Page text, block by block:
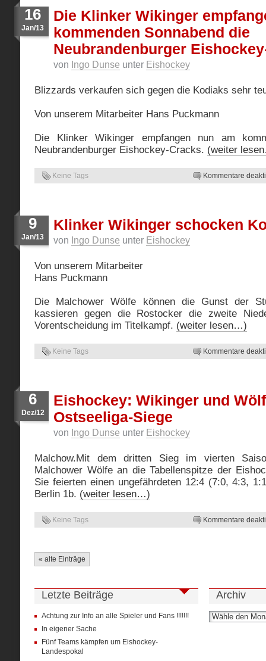
16
Jan/13
Die Klinker Wikinger
kommenden Sonnabend die
Neubrandenburger
von Ingo Dunse unter Eishockey
Blizzards verkaufen sich gegen die Kodiaks sehr
Von unserem Mitarbeiter Hans Puckmann
Die Klinker Wikinger empfangen nun am
Neubrandenburger Eishockey-Cracks. (weiter
Keine Tags Kommentare
9
Jan/13
Klinker Wikinger schocken
von Ingo Dunse unter Eishockey
Von unserem Mitarbeiter
Hans Puckmann
Die Malchower Wölfe können die Gunst der
kassieren gegen die Rostocker die zweite
Vorentscheidung im Titelkampf. (weiter lesen…)
Keine Tags Kommentare
6
Dez/12
Eishockey: Wikinger und
Ostseeliga-Siege
von Ingo Dunse unter Eishockey
Malchow.Mit dem dritten Sieg im vierten
Malchower Wölfe an die Tabellenspitze der
Sie feierten einen ungefährdeten 12:4 (7:0, 4:3,
Berlin 1b. (weiter lesen…)
Keine Tags Kommentare
« alte Einträge
Letzte Beiträge
Achtung zur Info an alle Spieler und Fans !!!!!!!
In eigener Sache
Fünf Teams kämpfen um Eishockey-
Landespokal
Archiv